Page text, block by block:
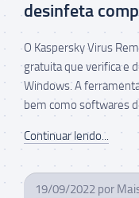
desinfeta
O Kaspersky Virus
gratuita que verifica e
Windows. A
bem como softwares
Continuar lendo...
19/09/2022 por